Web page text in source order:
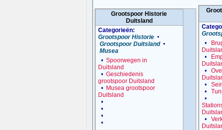
Grootspoor Historie
Duitsland
Categorieën:
Grootspoor Historie•
Grootspoor Duitsland•
Musea
• Spoorwegen in
Duitsland
• Geschiedenis
grootspoor Duitsland
• Musea grootspoor
Duitsland
•
•
•
•
•
•
•
•
•
•
•